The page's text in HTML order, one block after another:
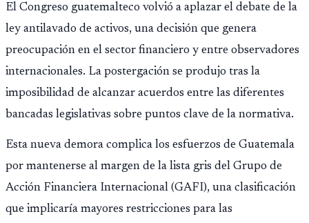
El Congreso guatemalteco volvió a aplazar el debate de la
ley antilavado de activos, una decisión que genera
preocupación en el sector financiero y entre observadores
internacionales. La postergación se produjo tras la
imposibilidad de alcanzar acuerdos entre las diferentes
bancadas legislativas sobre puntos clave de la normativa.
Esta nueva demora complica los esfuerzos de Guatemala
por mantenerse al margen de la lista gris del Grupo de
Acción Financiera Internacional (GAFI), una clasificación
que implicaría mayores restricciones para las